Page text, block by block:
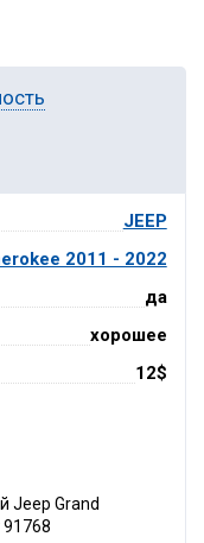
JEEP
2011 - 2022
да
хорошее
12$
Jeep Grand
91768